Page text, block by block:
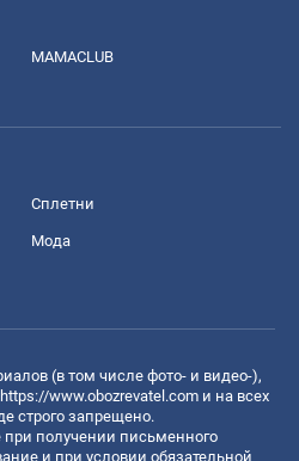
MAMACLUB
Сплетни
Мода
(в том числе фото- и видео-),
https://www.obozrevatel.com и на всех
строго запрещено.
получении письменного
и при условии обязательной